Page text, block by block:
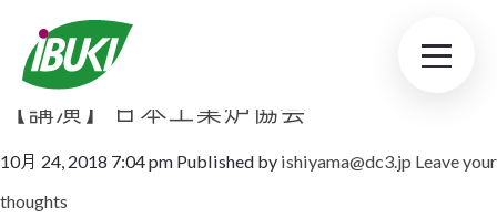
Tag Archive: 日本工業炉協会
【講演】日本工業炉協会
10月 24, 2018 7:04 pm Published by ishiyama@dc3.jp Leave your
thoughts